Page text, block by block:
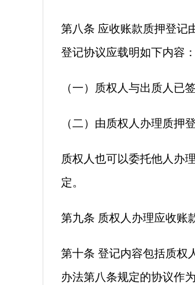
第八条 应收账款质押登记
登记协议应载明如下内容：
（一）质权人与出质人已
（二）由质权人办理质押登
质权人也可以委托他人办
定。
第九条 质权人办理应收账
第十条 登记内容包括质权
办法第八条规定的协议作